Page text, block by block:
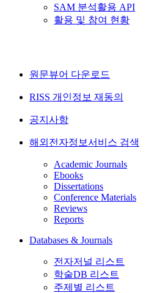
SAM 분석활용 API
활용 및 참여 현황
원문뷰어 다운로드
RISS 개인정보 재동의
공지사항
해외전자정보서비스 검색
Academic Journals
Ebooks
Dissertations
Conference Materials
Reviews
Reports
Databases & Journals
전자저널 리스트
학술DB 리스트
주제별 리스트